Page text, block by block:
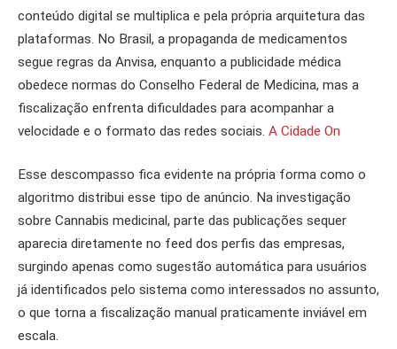
conteúdo digital se multiplica e pela própria arquitetura das
plataformas. No Brasil, a propaganda de medicamentos
segue regras da Anvisa, enquanto a publicidade médica
obedece normas do Conselho Federal de Medicina, mas a
fiscalização enfrenta dificuldades para acompanhar a
velocidade e o formato das redes sociais. A Cidade On
Esse descompasso fica evidente na própria forma como o
algoritmo distribui esse tipo de anúncio. Na investigação
sobre Cannabis medicinal, parte das publicações sequer
aparecia diretamente no feed dos perfis das empresas,
surgindo apenas como sugestão automática para usuários
já identificados pelo sistema como interessados no assunto,
o que torna a fiscalização manual praticamente inviável em
escala.